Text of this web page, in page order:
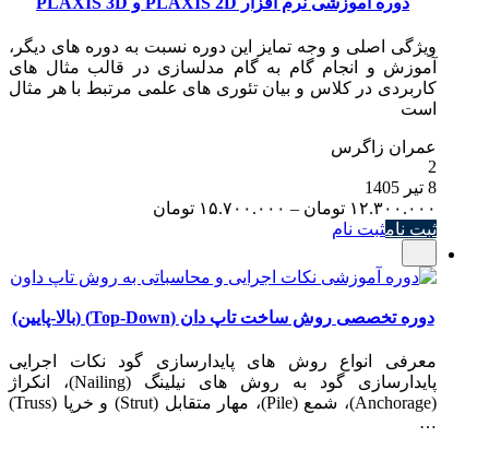
ویژگی اصلی و وجه تمایز این دوره نسبت به دوره های دیگر،
آموزش و انجام گام به گام مدلسازی در قالب مثال های
کاربردی در کلاس و بیان تئوری های علمی مرتبط با هر مثال
است
عمران زاگرس
2
8 تیر 1405
۱۲.۳۰۰.۰۰۰ تومان – ۱۵.۷۰۰.۰۰۰ تومان
۱۵.۷۰۰.۰۰۰ تومان
ثبت نامثبت نام
دوره تخصصی روش ساخت تاپ دان (Top-Down) (بالا-پایین)
معرفی انواع روش های پایدارسازی گود نکات اجرایی
پایدارسازی گود به روش های نیلینگ (Nailing)، انکراژ
(Anchorage)، شمع (Pile)، مهار متقابل (Strut) و خرپا (Truss)
…